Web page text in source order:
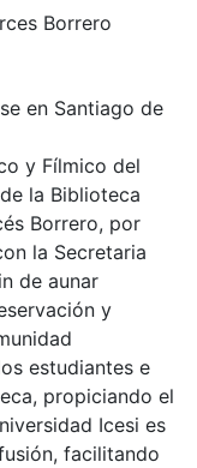
Borrero
en Santiago de
y Fílmico del
la Biblioteca
Borrero, por
la Secretaria
de aunar
y
estudiantes e
propiciando el
Icesi es
facilitando